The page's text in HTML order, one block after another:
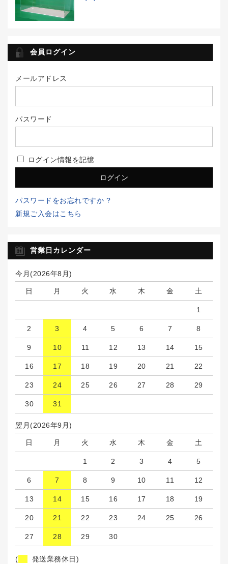
会員ログイン
メールアドレス
パスワード
ログイン情報を記憶
パスワードをお忘れですか ?
新規ご入会はこちら
営業日カレンダー
今月(2026年8月)
日 月 火 水 木 金 土
1
2 3 4 5 6 7 8
9 10 11 12 13 14 15
16 17 18 19 20 21 22
23 24 25 26 27 28 29
30 31
翌月(2026年9月)
日 月 火 水 木 金 土
1 2 3 4 5
6 7 8 9 10 11 12
13 14 15 16 17 18 19
20 21 22 23 24 25 26
27 28 29 30
( 発送業務休日)